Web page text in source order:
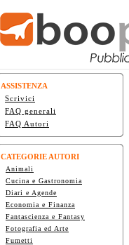
ASSISTENZA
Scrivici
FAQ generali
FAQ Autori
CATEGORIE AUTORI
Animali
Cucina e Gastronomia
Diari e Agende
Economia e Finanza
Fantascienza e Fantasy
Fotografia ed Arte
Fumetti